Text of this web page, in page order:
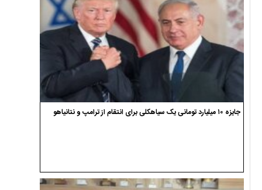
جایزه ۱۰ میلیارد تومانی یک سیاهکلی برای انتقام از ترامپ و نتانیاهو